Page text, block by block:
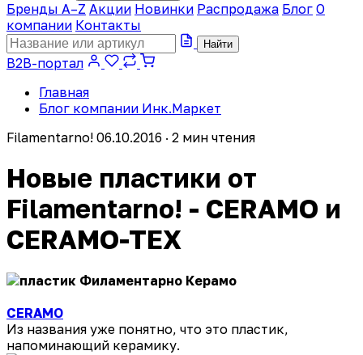
Бренды A–Z Акции Новинки Распродажа Блог О
компании Контакты
Найти
B2B-портал
Главная
Блог компании Инк.Маркет
Filamentarno! 06.10.2016 · 2 мин чтения
Новые пластики от
Filamentarno! - CERAMO и
CERAMO-TEX
CERAMO
Из названия уже понятно, что это пластик,
напоминающий керамику.